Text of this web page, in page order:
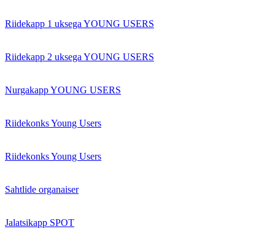
Riidekapp 1 uksega YOUNG USERS
Riidekapp 2 uksega YOUNG USERS
Nurgakapp YOUNG USERS
Riidekonks Young Users
Riidekonks Young Users
Sahtlide organaiser
Jalatsikapp SPOT